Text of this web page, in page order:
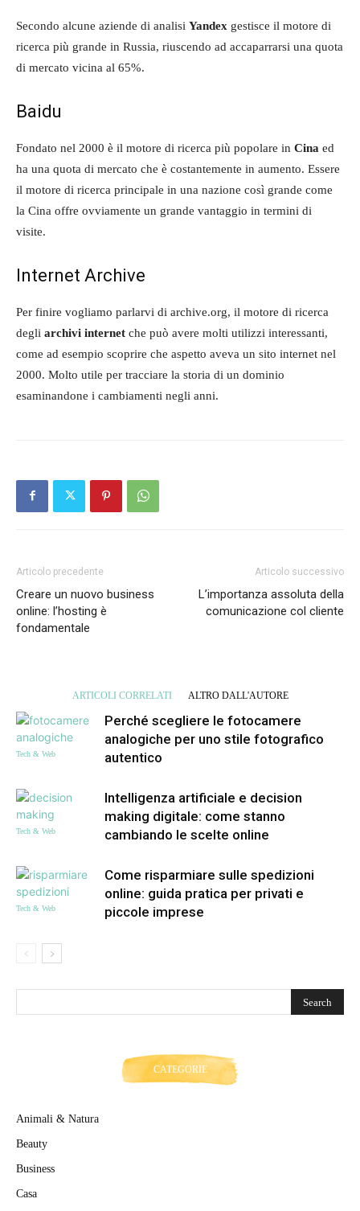
Secondo alcune aziende di analisi Yandex gestisce il motore di
ricerca più grande in Russia, riuscendo ad accaparrarsi una quota
di mercato vicina al 65%.
Baidu
Fondato nel 2000 è il motore di ricerca più popolare in Cina ed
ha una quota di mercato che è costantemente in aumento. Essere
il motore di ricerca principale in una nazione così grande come
la Cina offre ovviamente un grande vantaggio in termini di
visite.
Internet Archive
Per finire vogliamo parlarvi di archive.org, il motore di ricerca
degli archivi internet che può avere molti utilizzi interessanti,
come ad esempio scoprire che aspetto aveva un sito internet nel
2000. Molto utile per tracciare la storia di un dominio
esaminandone i cambiamenti negli anni.
Articolo precedente
Creare un nuovo business
online: l’hosting è
fondamentale
Articolo successivo
L’importanza assoluta della
comunicazione col cliente
ARTICOLI CORRELATI ALTRO DALL'AUTORE
Tech & Web
Perché scegliere le fotocamere
analogiche per uno stile fotografico
autentico
Tech & Web
Intelligenza artificiale e decision
making digitale: come stanno
cambiando le scelte online
Tech & Web
Come risparmiare sulle spedizioni
online: guida pratica per privati e
piccole imprese
CATEGORIE
Animali & Natura
Beauty
Business
Casa